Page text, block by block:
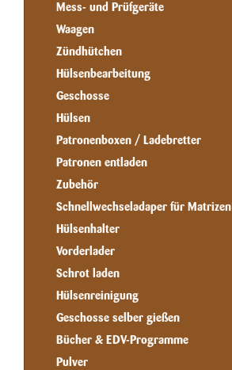
Mess- und Prüfgeräte
Waagen
Zündhütchen
Hülsenbearbeitung
Geschosse
Hülsen
Patronenboxen / Ladebretter
Patronen entladen
Zubehör
Schnellwechseladaper für Matrizen
Hülsenhalter
Vorderlader
Schrot laden
Hülsenreinigung
Geschosse selber gießen
Bücher & EDV-Programme
Pulver